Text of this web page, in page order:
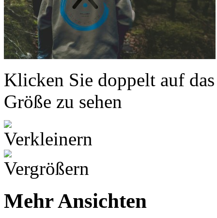
Klicken Sie doppelt auf
Größe zu sehen
Mehr Ansichten